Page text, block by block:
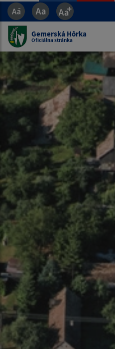
Gemerská Hôrka
Oficiálna stránka